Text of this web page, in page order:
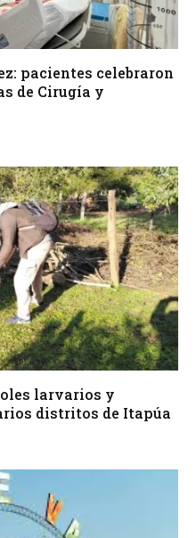
pacientes celebraron
de Cirugía y
larvarios y
distritos de Itapúa